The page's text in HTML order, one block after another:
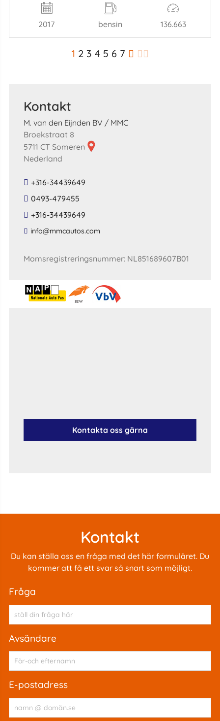
2017 bensin 136.663
1 2 3 4 5 6 7
Kontakt
M. van den Eijnden BV / MMC
Broekstraat 8
5711 CT Someren
Nederland
+316-34439649
0493-479455
+316-34439649
​info​@​mmcautos​.​com​
Momsregistreringsnummer: NL851689607B01
Kontakta oss gärna
Kontakt
Du kan ställa oss en fråga med det här formuläret. Du
kommer att få ett svar så snart som möjligt.
fråga
avsändare
e-postadress